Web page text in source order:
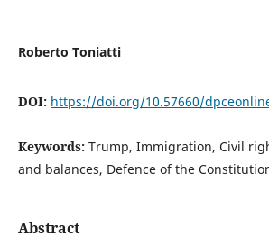
Roberto Toniatti
DOI: https://doi.org/10.57660/
Keywords: Trump, Immigration, Civil
and balances, Defence of the
Abstract